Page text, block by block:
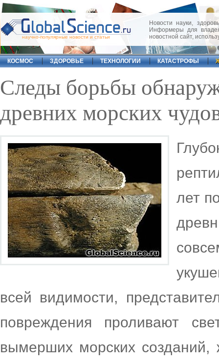
научно-популярные новости и статьи
Новости науки,
Информеры для
новостной сайт,
КОСМОС ЗДОРОВЬЕ ТЕХНОЛОГИИ КАТАСТРОФЫ
Следы борьбы
древних морских
лет
всей видимости,
повреждения проливают
вымерших морских